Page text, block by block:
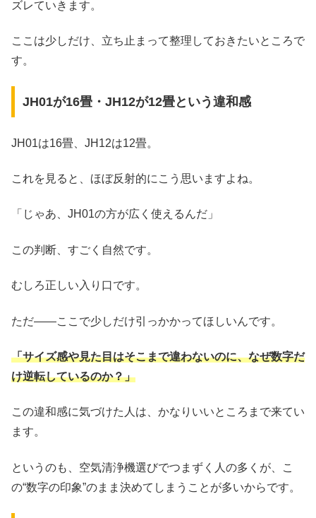
ズレていきます。
ここは少しだけ、立ち止まって整理しておきたいところで
す。
JH01が16畳・JH12が12畳という違和感
JH01は16畳、JH12は12畳。
これを見ると、ほぼ反射的にこう思いますよね。
「じゃあ、JH01の方が広く使えるんだ」
この判断、すごく自然です。
むしろ正しい入り口です。
ただ――ここで少しだけ引っかかってほしいんです。
「サイズ感や見た目はそこまで違わないのに、なぜ数字だ
け逆転しているのか？」
この違和感に気づけた人は、かなりいいところまで来てい
ます。
というのも、空気清浄機選びでつまずく人の多くが、こ
の“数字の印象”のまま決めてしまうことが多いからです。